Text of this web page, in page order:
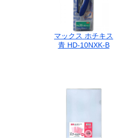
マックス ホチキス
青 HD-10NXK-B